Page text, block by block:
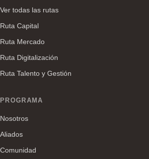
Ver todas las rutas
Ruta Capital
Ruta Mercado
Ruta Digitalización
Ruta Talento y Gestión
PROGRAMA
Nosotros
Aliados
Comunidad